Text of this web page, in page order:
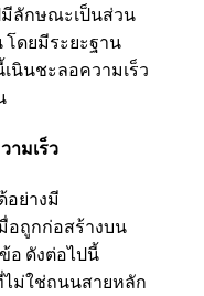
มีลักษณะเป็นส่วน
โดยมีระยะฐาน
เนินชะลอความเร็ว
ามเร็ว
อย่างมี
อถูกก่อสร้างบน
ดังต่อไปนี้
ไม่ใช่ถนนสายหลัก